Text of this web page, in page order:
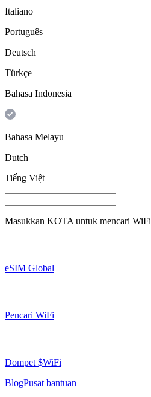
Italiano
Português
Deutsch
Türkçe
Bahasa Indonesia
Bahasa Melayu
Dutch
Tiếng Việt
Masukkan KOTA untuk mencari WiFi
eSIM Global
Pencari WiFi
Dompet $WiFi
BlogPusat bantuan